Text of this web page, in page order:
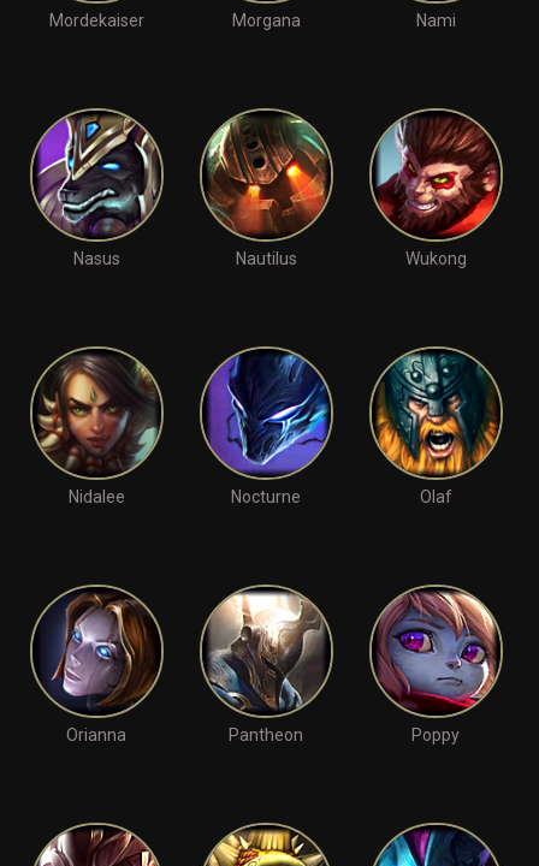
Mordekaiser Morgana Nami
Nasus Nautilus Wukong
Nidalee Nocturne Olaf
Orianna Pantheon Poppy